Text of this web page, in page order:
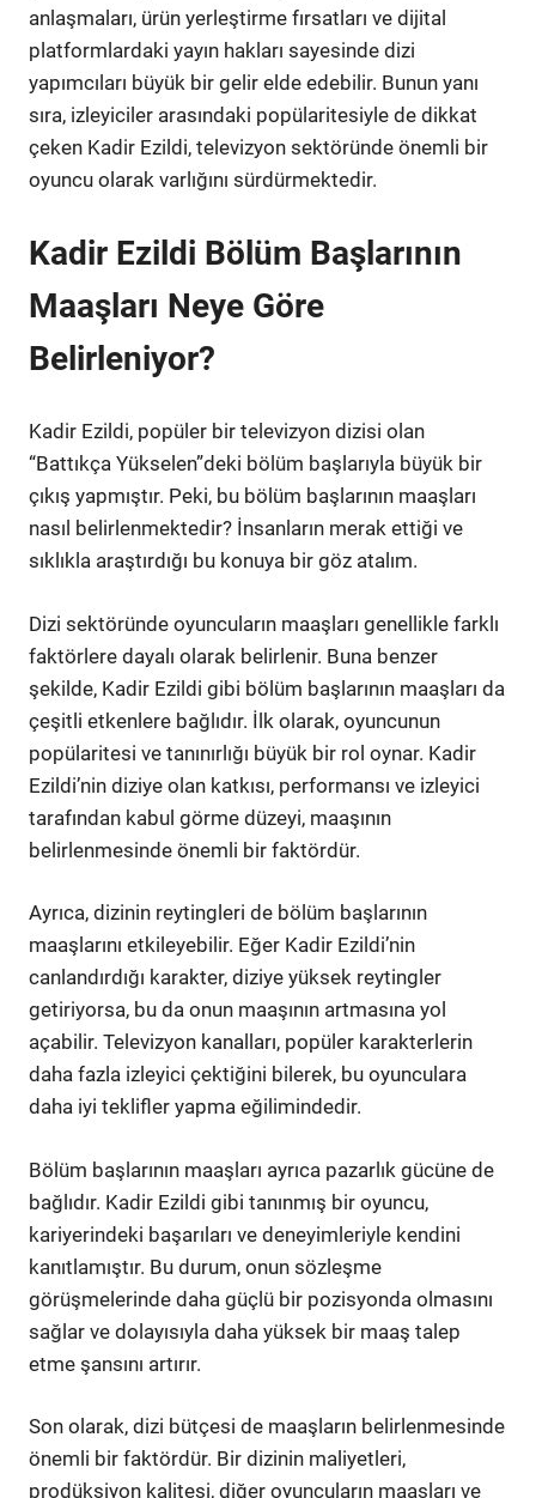
anlaşmaları, ürün yerleştirme fırsatları ve dijital
platformlardaki yayın hakları sayesinde dizi
yapımcıları büyük bir gelir elde edebilir. Bunun yanı
sıra, izleyiciler arasındaki popülaritesiyle de dikkat
çeken Kadir Ezildi, televizyon sektöründe önemli bir
oyuncu olarak varlığını sürdürmektedir.
Kadir Ezildi Bölüm Başlarının
Maaşları Neye Göre
Belirleniyor?
Kadir Ezildi, popüler bir televizyon dizisi olan
“Battıkça Yükselen”deki bölüm başlarıyla büyük bir
çıkış yapmıştır. Peki, bu bölüm başlarının maaşları
nasıl belirlenmektedir? İnsanların merak ettiği ve
sıklıkla araştırdığı bu konuya bir göz atalım.
Dizi sektöründe oyuncuların maaşları genellikle farklı
faktörlere dayalı olarak belirlenir. Buna benzer
şekilde, Kadir Ezildi gibi bölüm başlarının maaşları da
çeşitli etkenlere bağlıdır. İlk olarak, oyuncunun
popülaritesi ve tanınırlığı büyük bir rol oynar. Kadir
Ezildi’nin diziye olan katkısı, performansı ve izleyici
tarafından kabul görme düzeyi, maaşının
belirlenmesinde önemli bir faktördür.
Ayrıca, dizinin reytingleri de bölüm başlarının
maaşlarını etkileyebilir. Eğer Kadir Ezildi’nin
canlandırdığı karakter, diziye yüksek reytingler
getiriyorsa, bu da onun maaşının artmasına yol
açabilir. Televizyon kanalları, popüler karakterlerin
daha fazla izleyici çektiğini bilerek, bu oyunculara
daha iyi teklifler yapma eğilimindedir.
Bölüm başlarının maaşları ayrıca pazarlık gücüne de
bağlıdır. Kadir Ezildi gibi tanınmış bir oyuncu,
kariyerindeki başarıları ve deneyimleriyle kendini
kanıtlamıştır. Bu durum, onun sözleşme
görüşmelerinde daha güçlü bir pozisyonda olmasını
sağlar ve dolayısıyla daha yüksek bir maaş talep
etme şansını artırır.
Son olarak, dizi bütçesi de maaşların belirlenmesinde
önemli bir faktördür. Bir dizinin maliyetleri,
prodüksiyon kalitesi, diğer oyuncuların maaşları ve